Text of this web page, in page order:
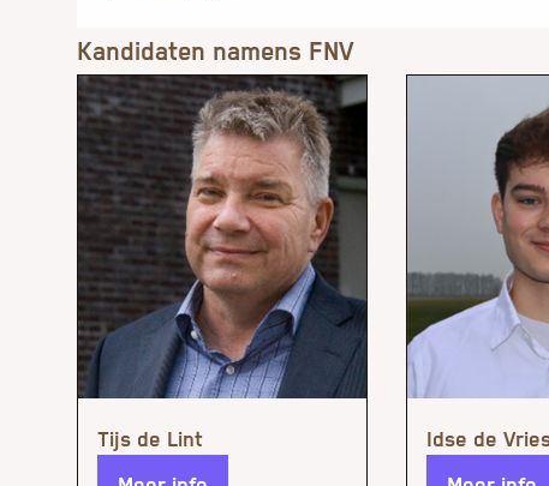
Kandidaten namens FNV